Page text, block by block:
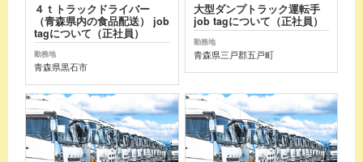
４ｔトラックドライバー
（青森県内の食品配送） job
tagについて（正社員）
勤務地
青森県黒石市
大型ダンプトラック運転手
job tagについて（正社員）
勤務地
青森県三戸郡五戸町